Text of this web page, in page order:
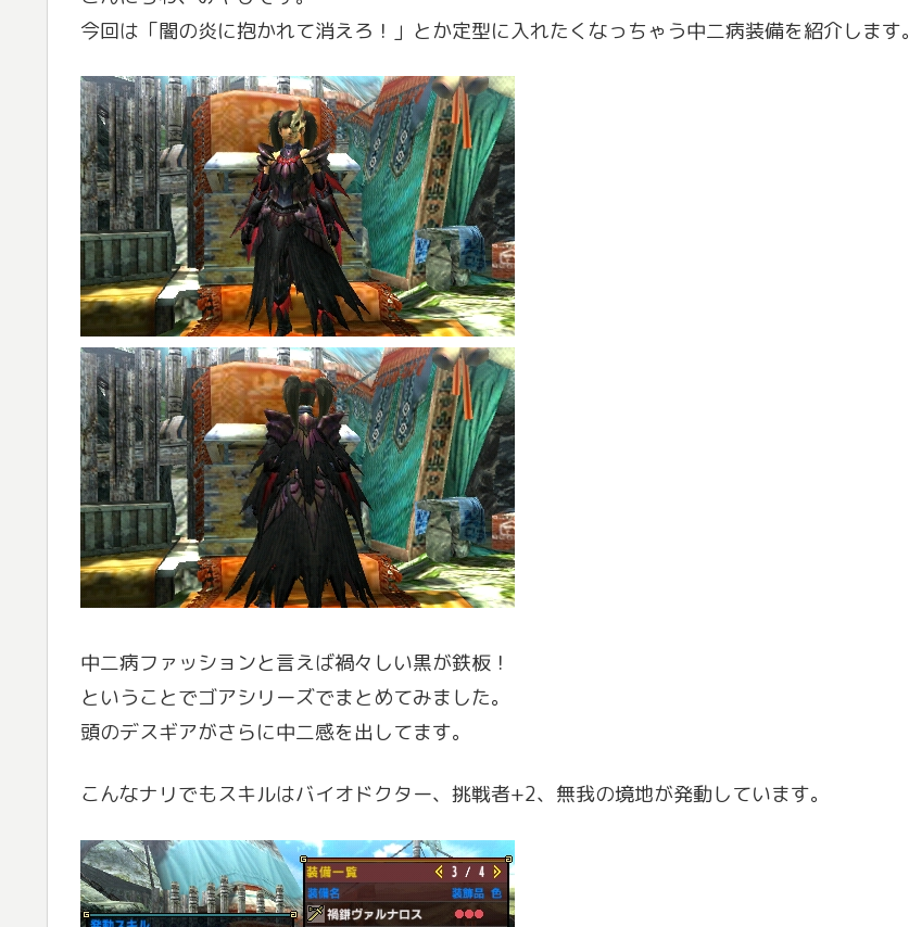
今回は「闇の炎に抱かれて消えろ！」とか定型に入れたくなっちゃう中二病装備を紹介します。
中二病ファッションと言えば禍々しい黒が鉄板！
ということでゴアシリーズでまとめてみました。
頭のデスギアがさらに中二感を出してます。
こんなナリでもスキルはバイオドクター、挑戦者+2、無我の境地が発動しています。